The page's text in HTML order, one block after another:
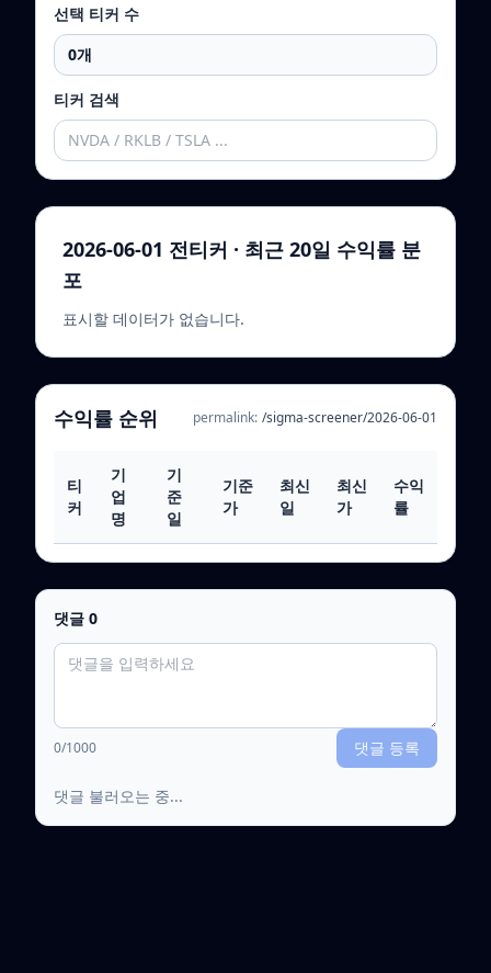
선택 티커 수
0개
티커 검색
2026-06-01 전티커 · 최근 20일 수익률 분
포
표시할 데이터가 없습니다.
수익률 순위 permalink: /sigma-screener/2026-06-01
티
커
기
업
명
기
준
일
기준
가
최신
일
최신
가
수익
률
댓글 0
0/1000 댓글 등록
댓글 불러오는 중...